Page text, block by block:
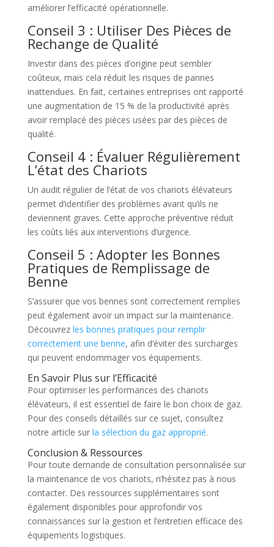
améliorer l’efficacité opérationnelle.
Conseil 3 : Utiliser Des Pièces de
Rechange de Qualité
Investir dans des pièces d’origine peut sembler
coûteux, mais cela réduit les risques de pannes
inattendues. En fait, certaines entreprises ont rapporté
une augmentation de 15 % de la productivité après
avoir remplacé des pièces usées par des pièces de
qualité.
Conseil 4 : Évaluer Régulièrement
L’état des Chariots
Un audit régulier de l’état de vos chariots élévateurs
permet d’identifier des problèmes avant qu’ils ne
deviennent graves. Cette approche préventive réduit
les coûts liés aux interventions d’urgence.
Conseil 5 : Adopter les Bonnes
Pratiques de Remplissage de
Benne
S’assurer que vos bennes sont correctement remplies
peut également avoir un impact sur la maintenance.
Découvrez les bonnes pratiques pour remplir
correctement une benne, afin d’éviter des surcharges
qui peuvent endommager vos équipements.
En Savoir Plus sur l’Efficacité
Pour optimiser les performances des chariots
élévateurs, il est essentiel de faire le bon choix de gaz.
Pour des conseils détaillés sur ce sujet, consultez
notre article sur la sélection du gaz approprié.
Conclusion & Ressources
Pour toute demande de consultation personnalisée sur
la maintenance de vos chariots, n’hésitez pas à nous
contacter. Des ressources supplémentaires sont
également disponibles pour approfondir vos
connaissances sur la gestion et l’entretien efficace des
équipements logistiques.